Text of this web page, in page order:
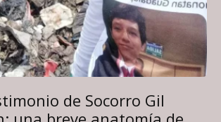
de Socorro Gil